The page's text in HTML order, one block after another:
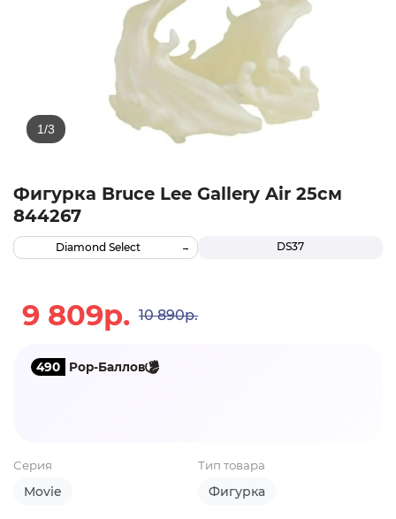
Фигурка Bruce Lee Gallery Air 25см
844267
DS37
Diamond Select
9 809р. 10 890р.
490 Pop-Баллов
Серия
Movie
Тип товара
Фигурка